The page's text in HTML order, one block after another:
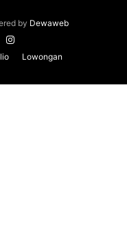
by Dewaweb
Lowongan